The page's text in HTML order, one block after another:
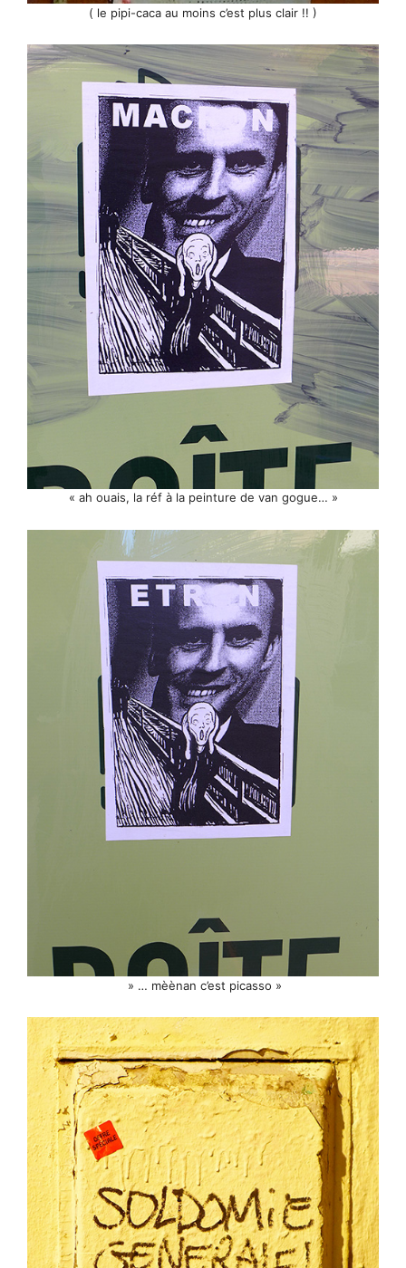
( le pipi-caca au moins c’est plus clair !! )
« ah ouais, la réf à la peinture de van gogue… »
» … mèènan c’est picasso »